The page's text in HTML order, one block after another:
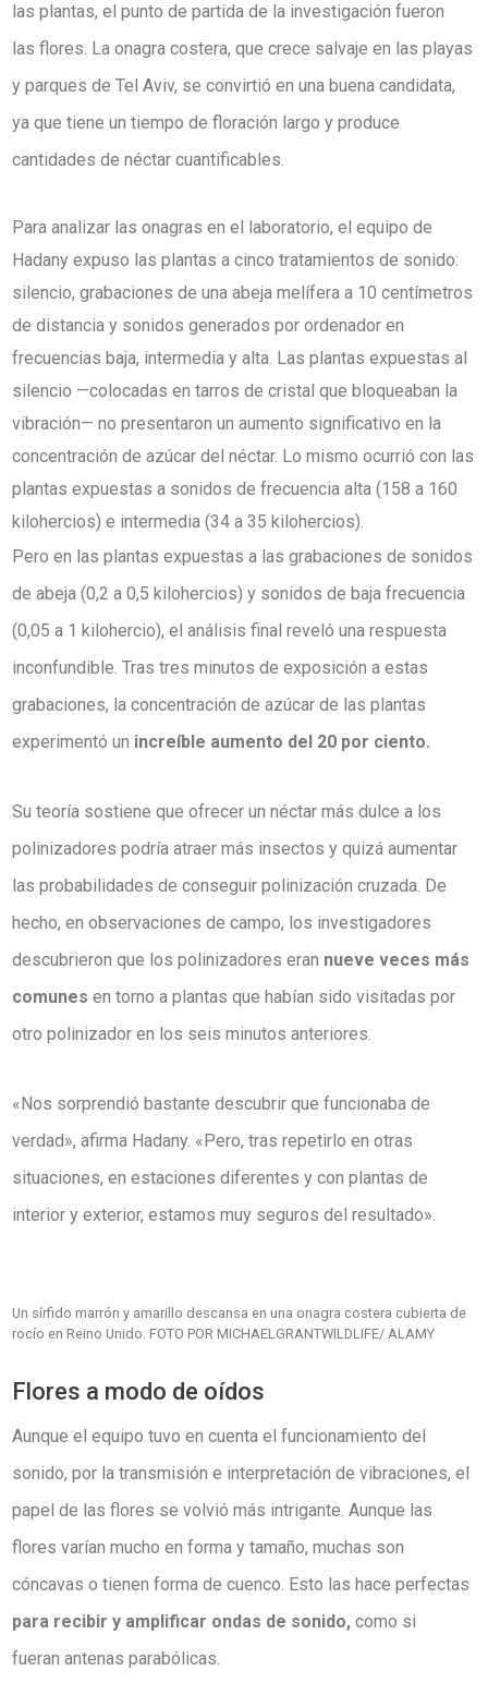
las plantas, el punto de partida de la investigación fueron
las flores. La onagra costera, que crece salvaje en las playas
y parques de Tel Aviv, se convirtió en una buena candidata,
ya que tiene un tiempo de floración largo y produce
cantidades de néctar cuantificables.
Para analizar las onagras en el laboratorio, el equipo de
Hadany expuso las plantas a cinco tratamientos de sonido:
silencio, grabaciones de una abeja melífera a 10 centímetros
de distancia y sonidos generados por ordenador en
frecuencias baja, intermedia y alta. Las plantas expuestas al
silencio —colocadas en tarros de cristal que bloqueaban la
vibración— no presentaron un aumento significativo en la
concentración de azúcar del néctar. Lo mismo ocurrió con las
plantas expuestas a sonidos de frecuencia alta (158 a 160
kilohercios) e intermedia (34 a 35 kilohercios).
Pero en las plantas expuestas a las grabaciones de sonidos
de abeja (0,2 a 0,5 kilohercios) y sonidos de baja frecuencia
(0,05 a 1 kilohercio), el análisis final reveló una respuesta
inconfundible. Tras tres minutos de exposición a estas
grabaciones, la concentración de azúcar de las plantas
experimentó un increíble aumento del 20 por ciento.
Su teoría sostiene que ofrecer un néctar más dulce a los
polinizadores podría atraer más insectos y quizá aumentar
las probabilidades de conseguir polinización cruzada. De
hecho, en observaciones de campo, los investigadores
descubrieron que los polinizadores eran nueve veces más
comunes en torno a plantas que habían sido visitadas por
otro polinizador en los seis minutos anteriores.
«Nos sorprendió bastante descubrir que funcionaba de
verdad», afirma Hadany. «Pero, tras repetirlo en otras
situaciones, en estaciones diferentes y con plantas de
interior y exterior, estamos muy seguros del resultado».
Un sírfido marrón y amarillo descansa en una onagra costera cubierta de
rocío en Reino Unido. FOTO POR MICHAELGRANTWILDLIFE/ ALAMY
Flores a modo de oídos
Aunque el equipo tuvo en cuenta el funcionamiento del
sonido, por la transmisión e interpretación de vibraciones, el
papel de las flores se volvió más intrigante. Aunque las
flores varían mucho en forma y tamaño, muchas son
cóncavas o tienen forma de cuenco. Esto las hace perfectas
para recibir y amplificar ondas de sonido, como si
fueran antenas parabólicas.